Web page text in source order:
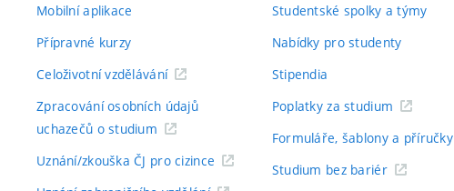
Mobilní aplikace
Přípravné kurzy
Celoživotní vzdělávání
Zpracování osobních údajů
uchazečů o studium
Uznání/zkouška ČJ pro cizince
Studentské spolky a týmy
Nabídky pro studenty
Stipendia
Poplatky za studium
Formuláře, šablony a příručky
Studium bez bariér